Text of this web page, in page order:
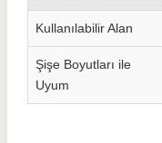
Kullanılabilir Alan
Şişe Boyutları ile
Uyum